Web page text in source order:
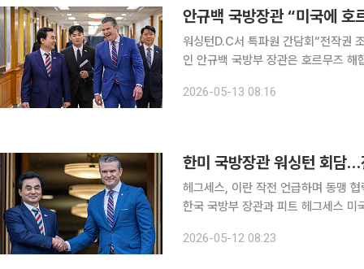
안규백 국방장관 “미국에 호
워싱턴D.C서 특파원 간담회“전작권 조속
인 안규백 국방부 장관은 호르무즈 해
2026-05-13 08:16
한미 국방장관 워싱턴 회담…
헤그세스, 이란 작전 언급하며 동맹 협
한국 국방부 장관과 피트 헤그세스
따르면 한미 양측은 이날 회담 이후
2026-05-12 08:23